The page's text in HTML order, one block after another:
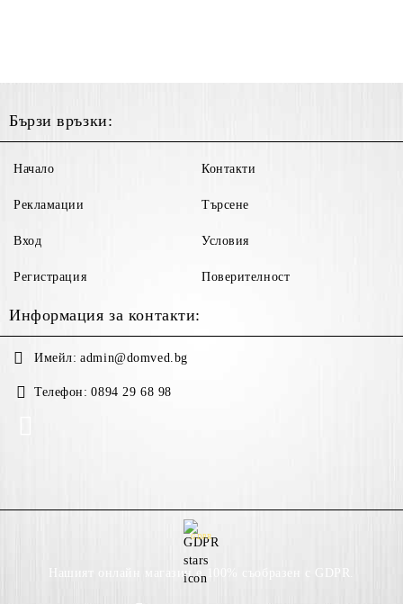
Бързи връзки:
Начало
Рекламации
Вход
Регистрация
Контакти
Търсене
Условия
Поверителност
Информация за контакти:
Имейл: admin@domved.bg
Телефон: 0894 29 68 98
GDPR
Нашият онлайн магазин е 100% съобразен с GDPR.